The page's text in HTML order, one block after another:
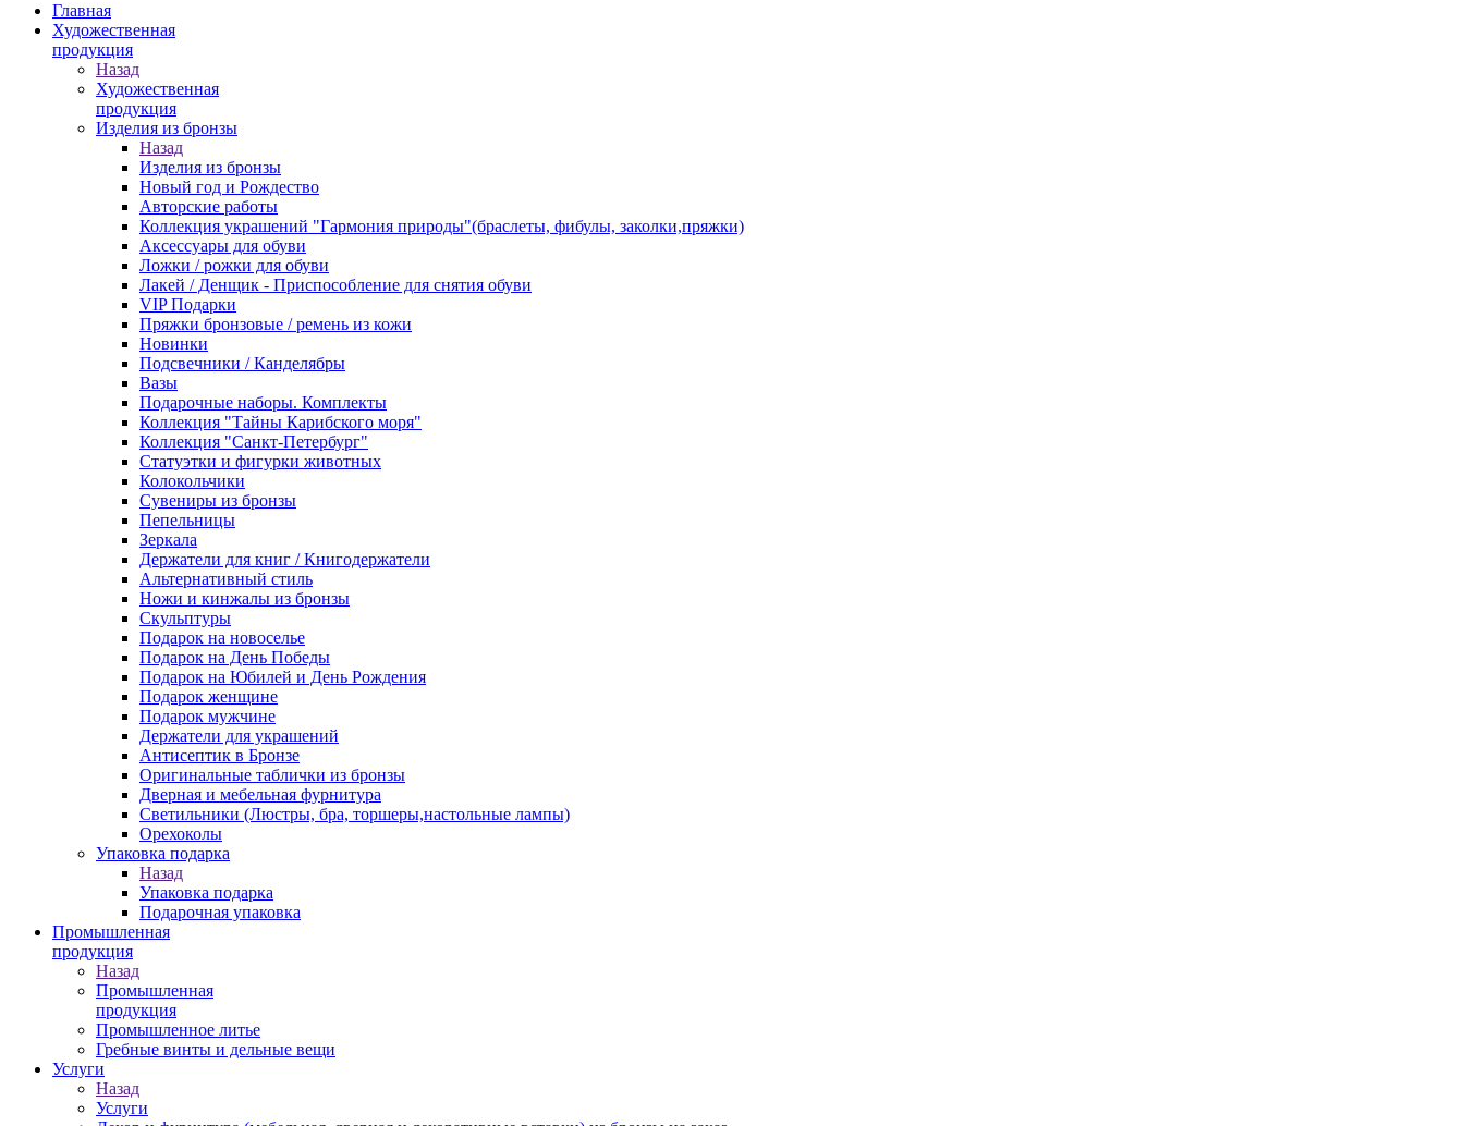
Главная
Художественная
продукция
Назад
Художественная
продукция
Изделия из бронзы
Назад
Изделия из бронзы
Новый год и Рождество
Авторские работы
Коллекция украшений "Гармония природы"(браслеты, фибулы, заколки,пряжки)
Аксессуары для обуви
Ложки / рожки для обуви
Лакей / Денщик - Приспособление для снятия обуви
VIP Подарки
Пряжки бронзовые / ремень из кожи
Новинки
Подсвечники / Канделябры
Вазы
Подарочные наборы. Комплекты
Коллекция "Тайны Карибского моря"
Коллекция "Санкт-Петербург"
Статуэтки и фигурки животных
Колокольчики
Сувениры из бронзы
Пепельницы
Зеркала
Держатели для книг / Книгодержатели
Альтернативный стиль
Ножи и кинжалы из бронзы
Скульптуры
Подарок на новоселье
Подарок на День Победы
Подарок на Юбилей и День Рождения
Подарок женщине
Подарок мужчине
Держатели для украшений
Антисептик в Бронзе
Оригинальные таблички из бронзы
Дверная и мебельная фурнитура
Светильники (Люстры, бра, торшеры,настольные лампы)
Орехоколы
Упаковка подарка
Назад
Упаковка подарка
Подарочная упаковка
Промышленная
продукция
Назад
Промышленная
продукция
Промышленное литье
Гребные винты и дельные вещи
Услуги
Назад
Услуги